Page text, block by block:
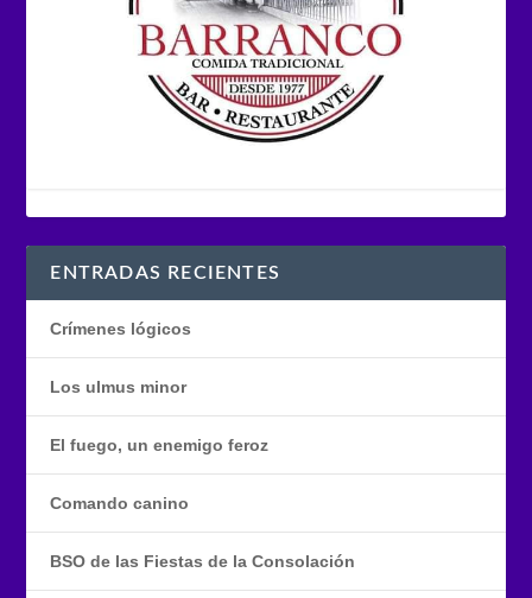
ENTRADAS RECIENTES
Crímenes lógicos
Los ulmus minor
El fuego, un enemigo feroz
Comando canino
BSO de las Fiestas de la Consolación